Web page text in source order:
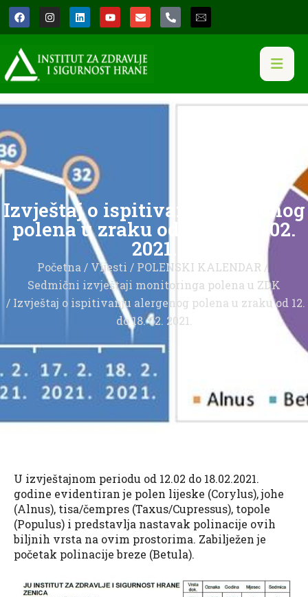
Izvještaj o ispitivanju alergenog
polena u zraku od 12. do 18. 02.
2021.
Početna / Vijesti / POLENSKI KALENDAR /
Sedmični izvještaji monitoringa polena u ZDK
/ Izvještaj o ispitivanju alergenog polena u zraku od 12.
do 18. 02. 2021.
U izvještajnom periodu od 12.02 do 18.02.2021.
godine evidentiran je polen lijeske (Corylus), johe
(Alnus), tisa/čempres (Taxus/Cupressus), topole
(Populus) i predstavlja nastavak polinacije ovih
biljnih vrsta na ovim prostorima. Zabilježen je
početak polinacije breze (Betula).